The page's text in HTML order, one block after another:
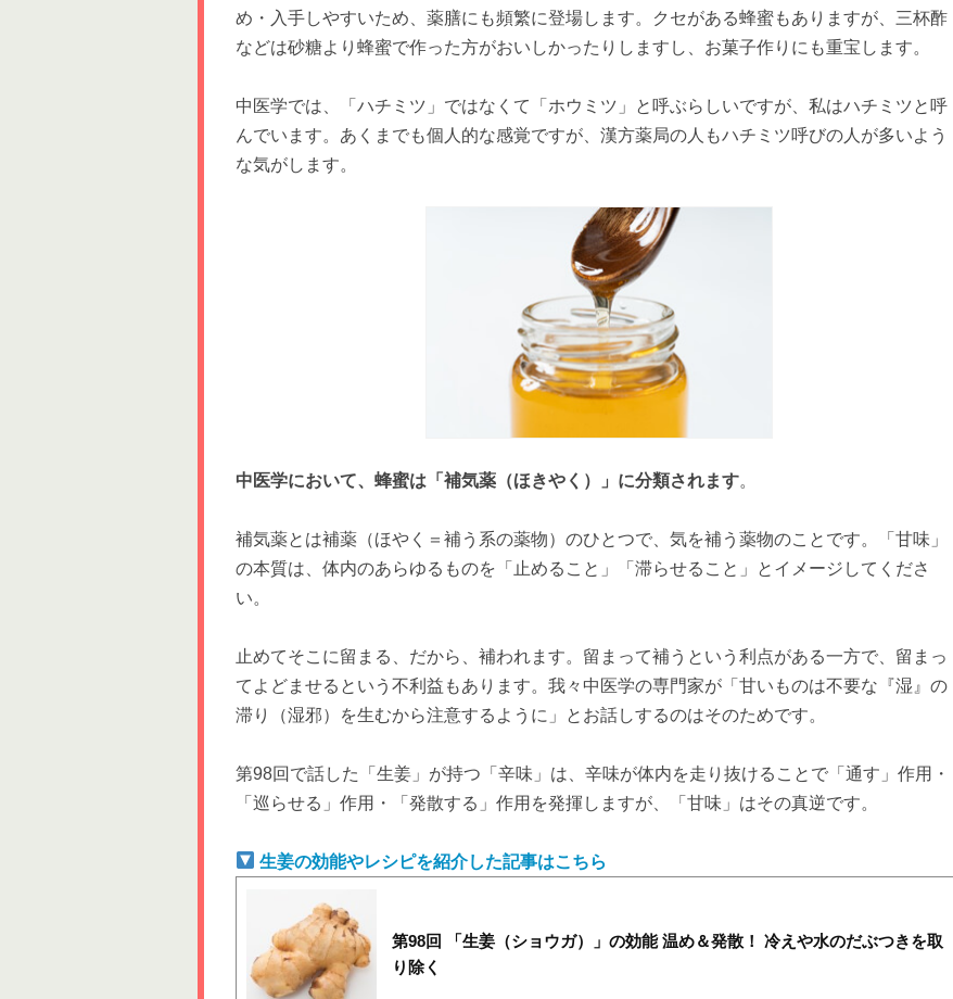
め・入手しやすいため、薬膳にも頻繁に登場します。クセがある蜂蜜もありますが、三杯酢
などは砂糖より蜂蜜で作った方がおいしかったりしますし、お菓子作りにも重宝します。
中医学では、「ハチミツ」ではなくて「ホウミツ」と呼ぶらしいですが、私はハチミツと呼
んでいます。あくまでも個人的な感覚ですが、漢方薬局の人もハチミツ呼びの人が多いよう
な気がします。
中医学において、蜂蜜は「補気薬（ほきやく）」に分類されます。
補気薬とは補薬（ほやく＝補う系の薬物）のひとつで、気を補う薬物のことです。「甘味」
の本質は、体内のあらゆるものを「止めること」「滞らせること」とイメージしてくださ
い。
止めてそこに留まる、だから、補われます。留まって補うという利点がある一方で、留まっ
てよどませるという不利益もあります。我々中医学の専門家が「甘いものは不要な『湿』の
滞り（湿邪）を生むから注意するように」とお話しするのはそのためです。
第98回で話した「生姜」が持つ「辛味」は、辛味が体内を走り抜けることで「通す」作用・
「巡らせる」作用・「発散する」作用を発揮しますが、「甘味」はその真逆です。
生姜の効能やレシピを紹介した記事はこちら
第98回 「生姜（ショウガ）」の効能 温め＆発散！ 冷えや水のだぶつきを取
り除く